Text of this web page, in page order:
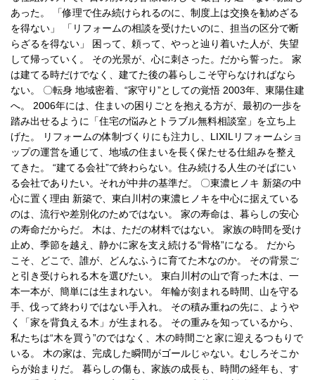
あった。 「修理で住み続けられるのに、制度上は交換を勧めざる
を得ない」 「リフォームの相談を受けたいのに、担当の区分で断
らざるを得ない」 困って、頼って、やっと辿り着いた人が、失望
して帰っていく。 その光景が、心に刺さった。だから誓った。 家
は建てる時だけでなく、建てた後の暮らしこそ守らなければなら
ない。 〇転身 地域密着、“家守り”としての覚悟 2003年、東陽住建
へ。 2006年には、住まいの困りごとを抱える方が、最初の一歩を
踏み出せるように「住宅の悩みとトラブル無料相談室」を立ち上
げた。 リフォームの体制づくりにも注力し、LIXILリフォームショ
ップの運営を通じて、地域の住まいを長く保たせる仕組みを整え
てきた。 “建てる会社”で終わらない。住み続ける人生のそばにい
る会社でありたい。それが中井の基準だ。 〇東濃ヒノキ 新築の中
心に置く理由 新築で、東白川村の東濃ヒノキを中心に据えている
のは、流行や差別化のためではない。 家の寿命は、暮らしの安心
の寿命だからだ。 木は、ただの材料ではない。 家族の時間を受け
止め、季節を越え、静かに家を支え続ける“骨格”になる。 だから
こそ、どこで、誰が、どんなふうに育てた木なのか。 その背景ご
と引き受けられる木を選びたい。 東白川村の山で育った木は、一
本一本が、簡単には生まれない。 年輪が刻まれる時間、山を守る
手、伐って終わりではない手入れ。 その積み重ねの先に、ようや
く「家を背負える木」が生まれる。 その重みを知っているから、
私たちは“木を買う”のではなく、木の時間ごと家に迎えるつもりで
いる。 木の家は、完成した瞬間がゴールじゃない。むしろそこか
らが始まりだ。 暮らしの傷も、家族の成長も、時間の経年も、す